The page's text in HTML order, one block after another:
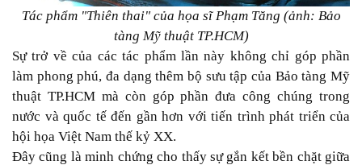
Tác phẩm "Thiên thai" của họa sĩ Phạm Tăng (ảnh: Bảo
tàng Mỹ thuật TP.HCM)
Sự trở về của các tác phẩm lần này không chỉ góp phần
làm phong phú, đa dạng thêm bộ sưu tập của Bảo tàng Mỹ
thuật TP.HCM mà còn góp phần đưa công chúng trong
nước và quốc tế đến gần hơn với tiến trình phát triển của
hội họa Việt Nam thế kỷ XX.
Đây cũng là minh chứng cho thấy sự gắn kết bền chặt giữa